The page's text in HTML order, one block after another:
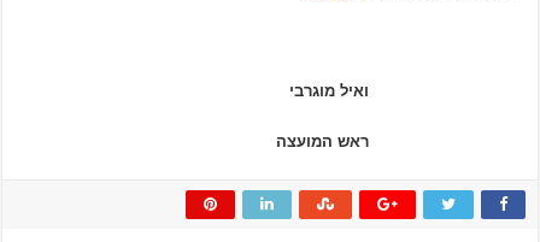
ואיל מוגרבי
ראש המועצה